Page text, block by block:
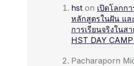
hst on เปิดโลกก
หลักสูตรในฝัน แ
การเรียนจริงในส
HST DAY
Pacharaporn